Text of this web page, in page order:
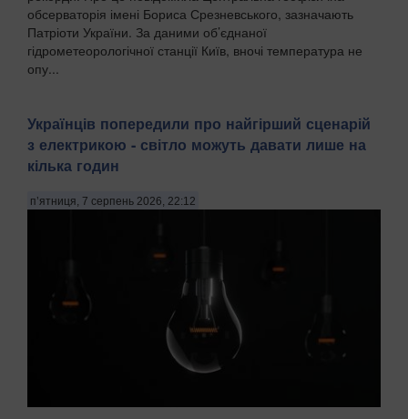
обсерваторія імені Бориса Срезневського, зазначають
Патріоти України. За даними об’єднаної
гідрометеорологічної станції Київ, вночі температура не
опу...
Українців попередили про найгірший сценарій
з електрикою - світло можуть давати лише на
кілька годин
п’ятниця, 7 серпень 2026, 22:12